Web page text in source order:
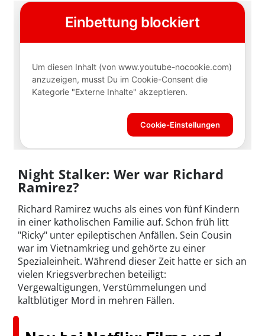
Night Stalker: Wer war Richard
Ramirez?
Richard Ramirez wuchs als eines von fünf Kindern
in einer katholischen Familie auf. Schon früh litt
"Ricky" unter epileptischen Anfällen. Sein Cousin
war im Vietnamkrieg und gehörte zu einer
Spezialeinheit. Während dieser Zeit hatte er sich an
vielen Kriegsverbrechen beteiligt:
Vergewaltigungen, Verstümmelungen und
kaltblütiger Mord in mehren Fällen.